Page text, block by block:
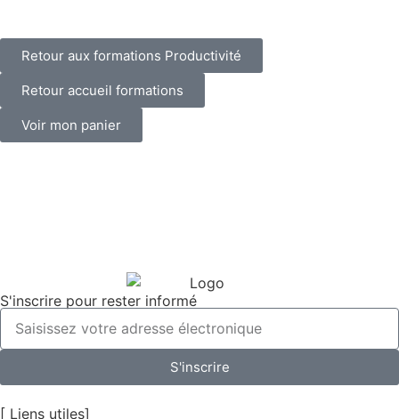
Retour aux formations Productivité
Retour accueil formations
Voir mon panier
S'inscrire pour rester informé
S'inscrire
[ Liens utiles]